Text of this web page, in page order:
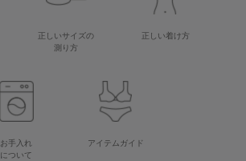
正しいサイズの
測り方
正しい着け方
お手入れ
について
アイテムガイド